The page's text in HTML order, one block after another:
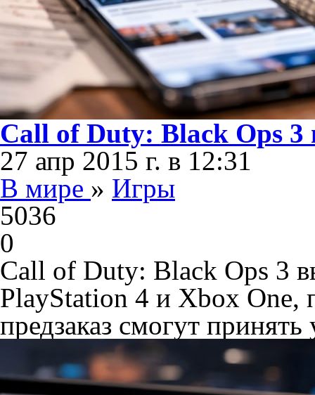
Call of Duty: Black Ops 3
27 апр 2015 г. в 12:31
В мире » Игры
5036
0
Call of Duty: Black Ops 3
PlayStation 4 и Xbox One,
предзаказ смогут принять